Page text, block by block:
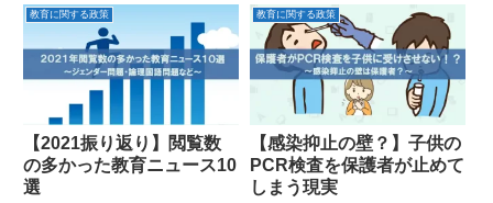
解消する方針です。免許更新制の
問題点と廃止後の対応について考
えてみました。
容について解説しました。
教育に関する政策
【2021振り返り】閲覧数
の多かった教育ニュース10
選
教育に関する政策
【感染抑止の壁？】子供の
PCR検査を保護者が止めて
しまう現実